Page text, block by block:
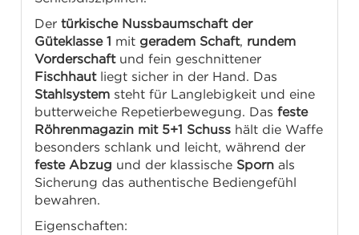
Dertürkische Nussbaumschaft der
Güteklasse 1 mit geradem Schaft, rundem
Vorderschaftund fein geschnittener
Fischhautliegt sicher in der Hand. Das
Stahlsystem steht für Langlebigkeit und eine
butterweiche Repetierbewegung. Dasfeste
Röhrenmagazin mit 5+1 Schuss hält die Waffe
besonders schlank und leicht, während der
feste Abzug und der klassische Sporn als
Sicherung das authentische Bediengefühl
bewahren.
Eigenschaften: